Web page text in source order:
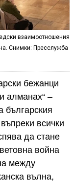
взаимоотношения
Снимки: Пресслужба
бежанци
алманах“ –
българския
всички
да стане
война
между
вълна,